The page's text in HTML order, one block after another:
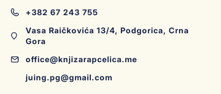
+382 67 243 755
Vasa Raičkovića 13/4, Podgorica, Crna
Gora
office@knjizarapcelica.me
juing.pg@gmail.com